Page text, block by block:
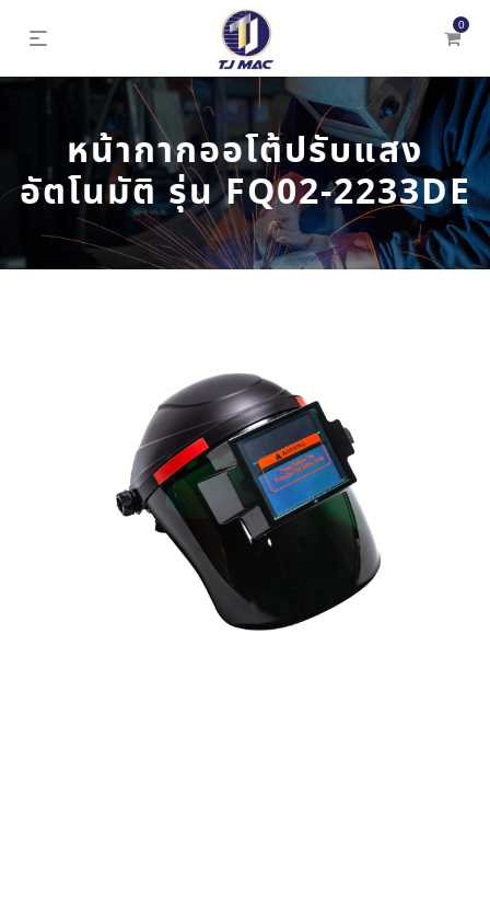
0
หน้ากากออโต้ปรับแสง
อัตโนมัติ รุ่น FQ02-2233DE